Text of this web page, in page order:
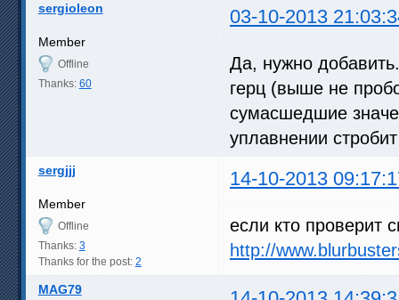
sergioleon 03-10-2013
Member
Offline
Thanks: 60
Да, нужно
герц (выше не
сумасшедшие
уплавнении
sergjjj 14-10-2013
Member
Offline
Thanks: 3
Thanks for the post: 2
если кто проверит
http://
MAG79